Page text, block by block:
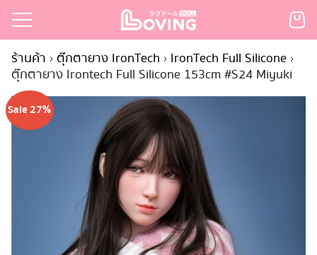
Skip
content
ก
for:
ร้านค้า › ตุ๊กตายาง IronTech › IronTech Full Silicone ›
ตุ๊กตายาง Irontech Full Silicone 153cm #S24 Miyuki
Sale 27%